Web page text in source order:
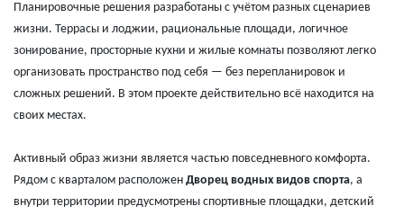
Планировочные решения разработаны с учётом разных сценариев
жизни. Террасы и лоджии, рациональные площади, логичное
зонирование, просторные кухни и жилые комнаты позволяют легко
организовать пространство под себя — без перепланировок и
сложных решений. В этом проекте действительно всё находится на
своих местах.
Активный образ жизни является частью повседневного комфорта.
Рядом с кварталом расположен Дворец водных видов спорта, а
внутри территории предусмотрены спортивные площадки, детский